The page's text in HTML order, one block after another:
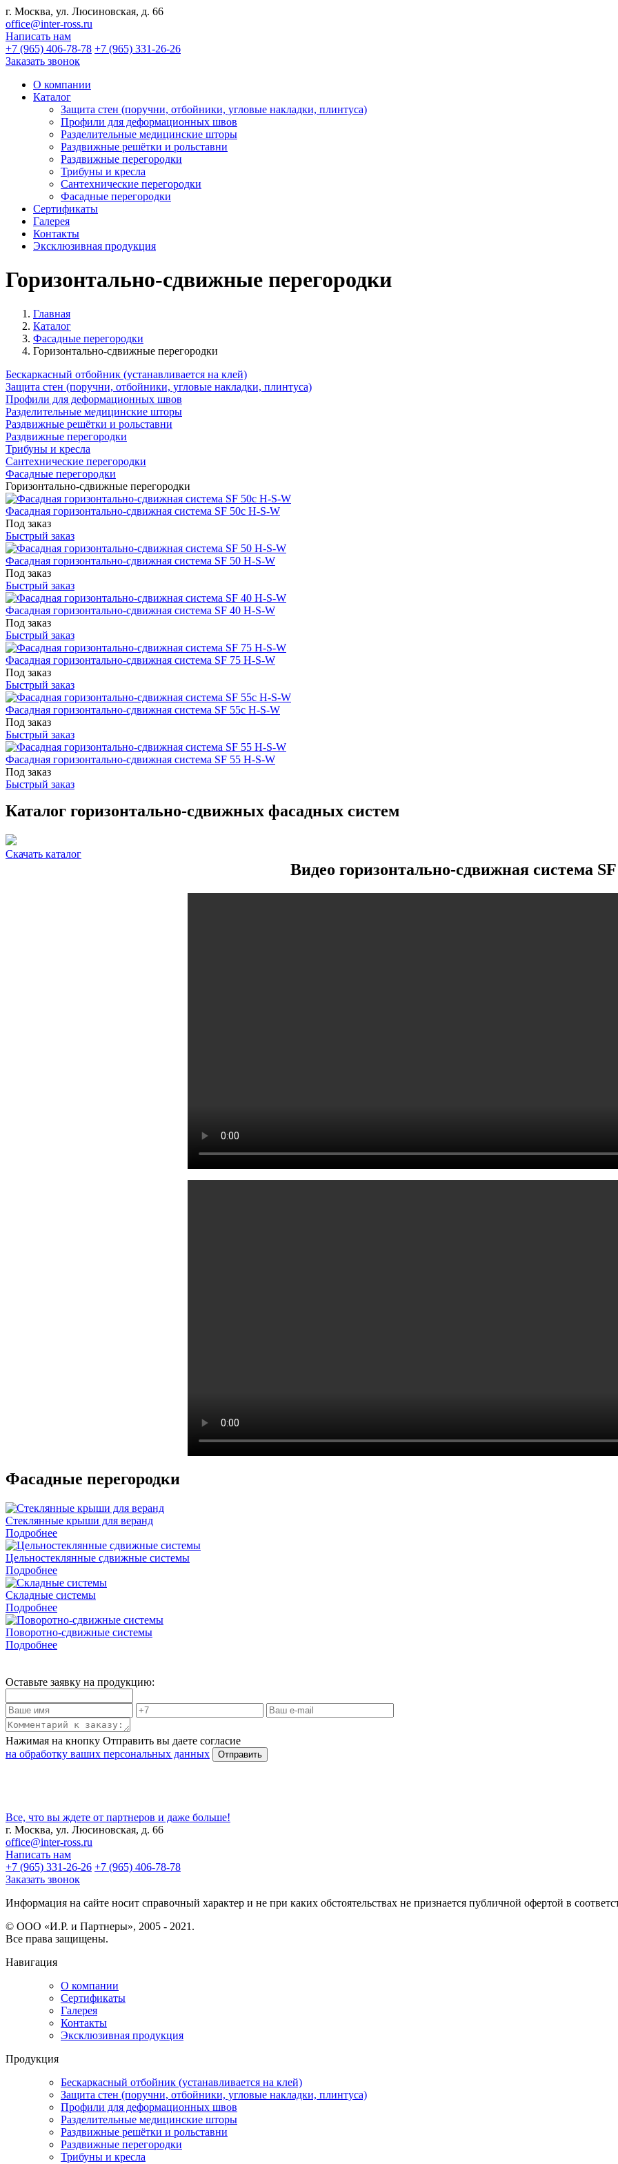
г. Москва, ул. Люсиновская, д. 66
office@inter-ross.ru
Написать нам
+7 (965) 406-78-78 +7 (965) 331-26-26
Заказать звонок
О компании
Каталог
Защита стен (поручни, отбойники, угловые накладки, плинтуса)
Профили для деформационных швов
Разделительные медицинские шторы
Раздвижные решётки и рольставни
Раздвижные перегородки
Трибуны и кресла
Сантехнические перегородки
Фасадные перегородки
Сертификаты
Галерея
Контакты
Эксклюзивная продукция
Горизонтально-сдвижные перегородки
Главная
Каталог
Фасадные перегородки
Горизонтально-сдвижные перегородки
Бескаркасный отбойник (устанавливается на клей)
Защита стен (поручни, отбойники, угловые накладки, плинтуса)
Профили для деформационных швов
Разделительные медицинские шторы
Раздвижные решётки и рольставни
Раздвижные перегородки
Трибуны и кресла
Сантехнические перегородки
Фасадные перегородки
Горизонтально-сдвижные перегородки
Фасадная горизонтально-сдвижная система SF 50с H-S-W
Под заказ
Быстрый заказ
Фасадная горизонтально-сдвижная система SF 50 H-S-W
Под заказ
Быстрый заказ
Фасадная горизонтально-сдвижная система SF 40 H-S-W
Под заказ
Быстрый заказ
Фасадная горизонтально-сдвижная система SF 75 H-S-W
Под заказ
Быстрый заказ
Фасадная горизонтально-сдвижная система SF 55с H-S-W
Под заказ
Быстрый заказ
Фасадная горизонтально-сдвижная система SF 55 H-S-W
Под заказ
Быстрый заказ
Каталог горизонтально-сдвижных фасадных систем
Скачать каталог
Видео горизонтально-сдвижная система
Фасадные перегородки
Стеклянные крыши для веранд
Подробнее
Цельностеклянные сдвижные системы
Подробнее
Складные системы
Подробнее
Поворотно-сдвижные системы
Подробнее
Оставьте заявку на продукцию:
Нажимая на кнопку Отправить вы даете согласие
на обработку ваших персональных данных
Все, что вы ждете от партнеров и даже больше!
г. Москва, ул. Люсиновская, д. 66
office@inter-ross.ru
Написать нам
+7 (965) 331-26-26 +7 (965) 406-78-78
Заказать звонок
Информация на сайте носит справочный характер и не при каких обстоятельствах не признается публичной офертой в
© ООО «И.Р. и Партнеры», 2005 - 2021.
Все права защищены.
Навигация
О компании
Сертификаты
Галерея
Контакты
Эксклюзивная продукция
Продукция
Бескаркасный отбойник (устанавливается на клей)
Защита стен (поручни, отбойники, угловые накладки, плинтуса)
Профили для деформационных швов
Разделительные медицинские шторы
Раздвижные решётки и рольставни
Раздвижные перегородки
Трибуны и кресла